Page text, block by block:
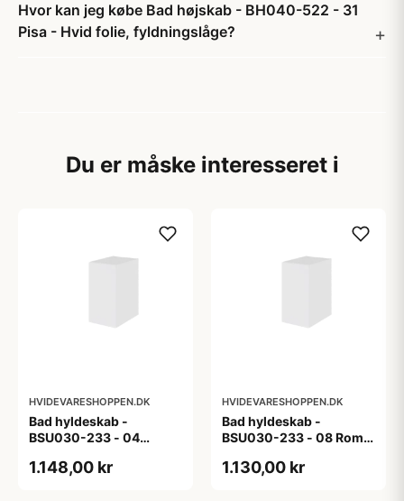
Hvor kan jeg købe Bad højskab - BH040-522 - 31
Pisa - Hvid folie, fyldningslåge?
Du er måske interesseret i
HVIDEVARESHOPPEN.DK
Bad hyldeskab -
BSU030-233 - 04
1.148,00 kr
HVIDEVARESHOPPEN.DK
Bad hyldeskab -
BSU030-233 - 08 Roma
1.130,00 kr